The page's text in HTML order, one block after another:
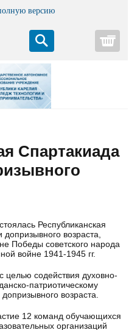
версию
Спартакиада
Республиканская
возраста,
Победы советского народа
войне 1941-1945 гг.
целью содействия духовно-
патриотическому
возраста.
12 команд обучающихся
организаций